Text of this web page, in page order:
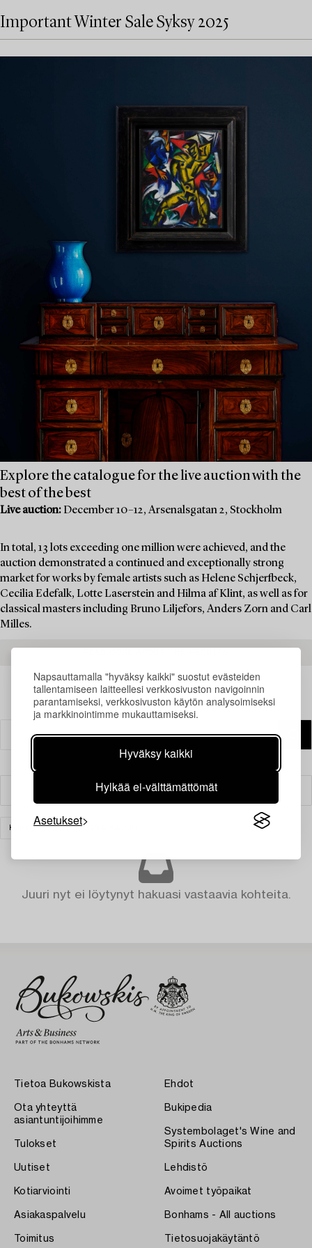
Napsauttamalla "hyväksy kaikki" suostut evästeiden
tallentamiseen laitteellesi verkkosivuston navigoinnin
parantamiseksi, verkkosivuston käytön analysoimiseksi
ja markkinointimme mukauttamiseksi.
Hyväksy kaikki
Hylkää ei-välttämättömät
Asetukset
Important Winter Sale Syksy 2025
Explore the catalogue for the live auction with the
best of the best
Live auction: December 10–12, Arsenalsgatan 2, Stockholm
In total, 13 lots exceeding one million were achieved, and the
auction demonstrated a continued and exceptionally strong
market for works by female artists such as Helene Schjerfbeck,
Cecilia Edefalk, Lotte Laserstein and Hilma af Klint, as well as for
classical masters including Bruno Liljefors, Anders Zorn and Carl
Milles.
Suodatin
KORUT TYHJENNÄ KAIKKI
Juuri nyt ei löytynyt hakuasi vastaavia kohteita.
Tietoa Bukowskista
Ota yhteyttä
asiantuntijoihimme
Tulokset
Uutiset
Kotiarviointi
Asiakaspalvelu
Toimitus
Ehdot
Bukipedia
Systembolaget's Wine and
Spirits Auctions
Lehdistö
Avoimet työpaikat
Bonhams - All auctions
Tietosuojakäytäntö